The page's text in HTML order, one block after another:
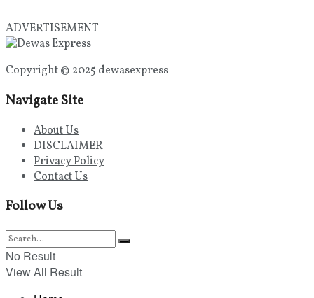
ADVERTISEMENT
Copyright © 2025 dewasexpress
Navigate Site
About Us
DISCLAIMER
Privacy Policy
Contact Us
Follow Us
No Result
View All Result